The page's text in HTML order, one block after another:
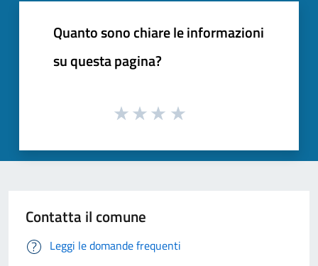
Quanto sono chiare le informazioni
su questa pagina?
Contatta il comune
Leggi le domande frequenti